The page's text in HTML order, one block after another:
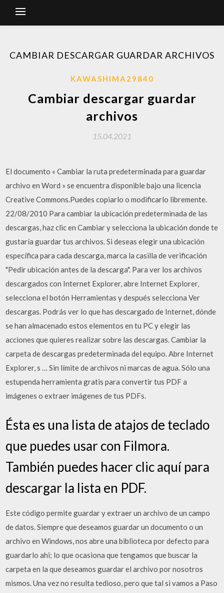
CAMBIAR DESCARGAR GUARDAR ARCHIVOS
KAWASHIMA29840
Cambiar descargar guardar
archivos
15.04.2021
El documento « Cambiar la ruta predeterminada para guardar
archivo en Word » se encuentra disponible bajo una licencia
Creative Commons.Puedes copiarlo o modificarlo libremente.
22/08/2010 Para cambiar la ubicación predeterminada de las
descargas, haz clic en Cambiar y selecciona la ubicación donde te
gustaría guardar tus archivos. Si deseas elegir una ubicación
específica para cada descarga, marca la casilla de verificación
"Pedir ubicación antes de la descarga". Para ver los archivos
descargados con Internet Explorer, abre Internet Explorer,
selecciona el botón Herramientas y después selecciona Ver
descargas. Podrás ver lo que has descargado de Internet, dónde
se han almacenado estos elementos en tu PC y elegir las
acciones que quieres realizar sobre las descargas. Cambiar la
carpeta de descargas predeterminada del equipo. Abre Internet
Explorer, s … Sin límite de archivos ni marcas de agua. Sólo una
estupenda herramienta gratis para convertir tus PDF a
imágenes o extraer imágenes de tus PDFs.
Ésta es una lista de atajos de teclado
que puedes usar con Filmora.
También puedes hacer clic aquí para
descargar la lista en PDF.
Este código permite guardar y extraer un archivo de un campo
de datos. Siempre que deseamos guardar un documento o un
archivo en Windows, nos abre una biblioteca por defecto para
guardarlo ahi; lo que ocasiona que tengamos que buscar la
carpeta en la que deseamos guardar el archivo por nosotros
mismos. Una vez no resulta tedioso, pero que tal si vamos a Paso